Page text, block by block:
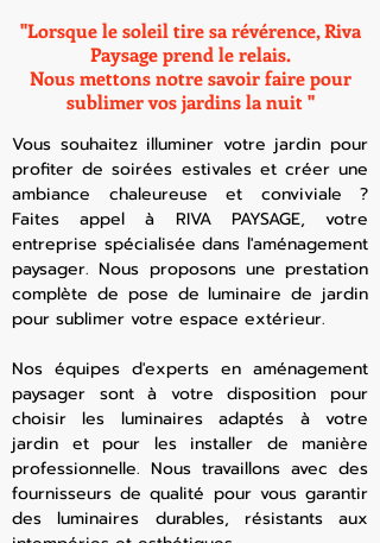
"Lorsque le soleil tire sa révérence, Riva
Paysage prend le relais.
Nous mettons notre savoir faire pour
sublimer vos jardins la nuit "
Vous souhaitez illuminer votre jardin pour
profiter de soirées estivales et créer une
ambiance chaleureuse et conviviale ?
Faites appel à RIVA PAYSAGE, votre
entreprise spécialisée dans l'aménagement
paysager. Nous proposons une prestation
complète de pose de luminaire de jardin
pour sublimer votre espace extérieur.
Nos équipes d'experts en aménagement
paysager sont à votre disposition pour
choisir les luminaires adaptés à votre
jardin et pour les installer de manière
professionnelle. Nous travaillons avec des
fournisseurs de qualité pour vous garantir
des luminaires durables, résistants aux